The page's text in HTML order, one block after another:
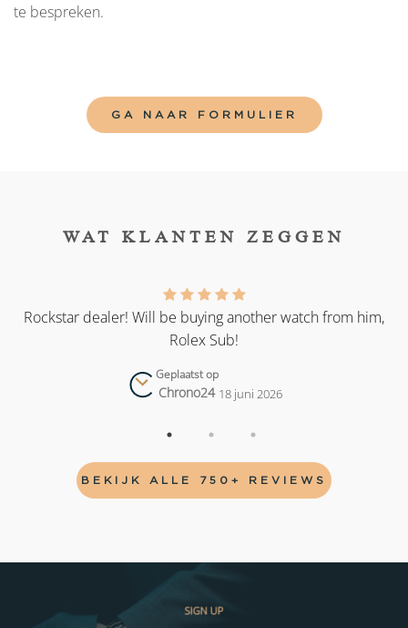
te bespreken.
GA NAAR FORMULIER
WAT KLANTEN ZEGGEN
Rockstar dealer! Will be buying another watch from him,
Rolex Sub!
Geplaatst op
Chrono24 18 juni 2026
BEKIJK ALLE 750+ REVIEWS
SIGN UP